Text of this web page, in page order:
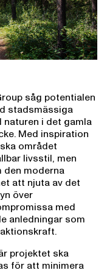
såg potentialen
stadsmässiga
naturen i det gamla
Med inspiration
området
livsstil, men
den moderna
att njuta av det
över
med
anledningar som
projektet ska
för att minimera